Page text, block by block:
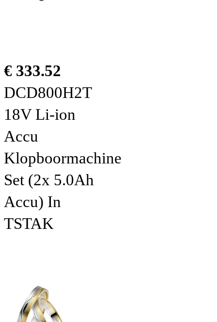
€ 333.52
DCD800H2T
18V Li-ion
Accu
Klopboormachine
Set (2x 5.0Ah
Accu) In
TSTAK